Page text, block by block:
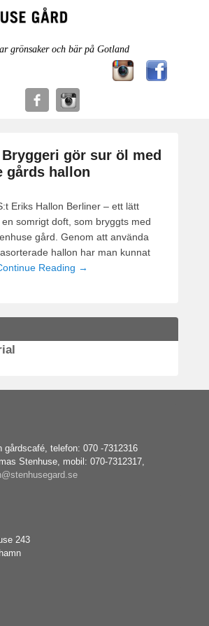
grönsaker och bär på Gotland
gör sur öl med
gårds hallon
Eriks Hallon Berliner – ett lätt
somrigt doft, som bryggts med
gård. Genom att använda
hallon har man kunnat
Reading →
gårdscafé, telefon: 070 -7312316
Stenhuse, mobil: 070-7312317,
243